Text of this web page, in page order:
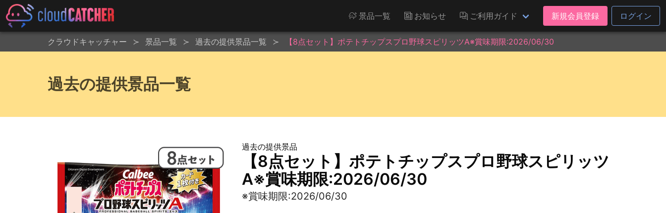
景品一覧 お知らせ ご利用ガイド 新規会員登録 ログイン
クラウドキャッチャー 景品一覧 過去の提供景品一覧 【8点セット】ポテトチップスプロ野球スピリッツA※賞味期限:2026/06/30
過去の提供景品一覧
過去の提供景品
【8点セット】ポテトチップスプロ野球スピリッツ
A※賞味期限:2026/06/30
※賞味期限:2026/06/30